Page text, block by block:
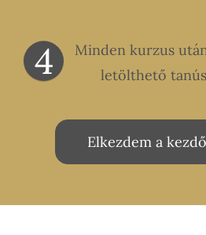
4
Minden kurzus
letölthető
Elkezdem a